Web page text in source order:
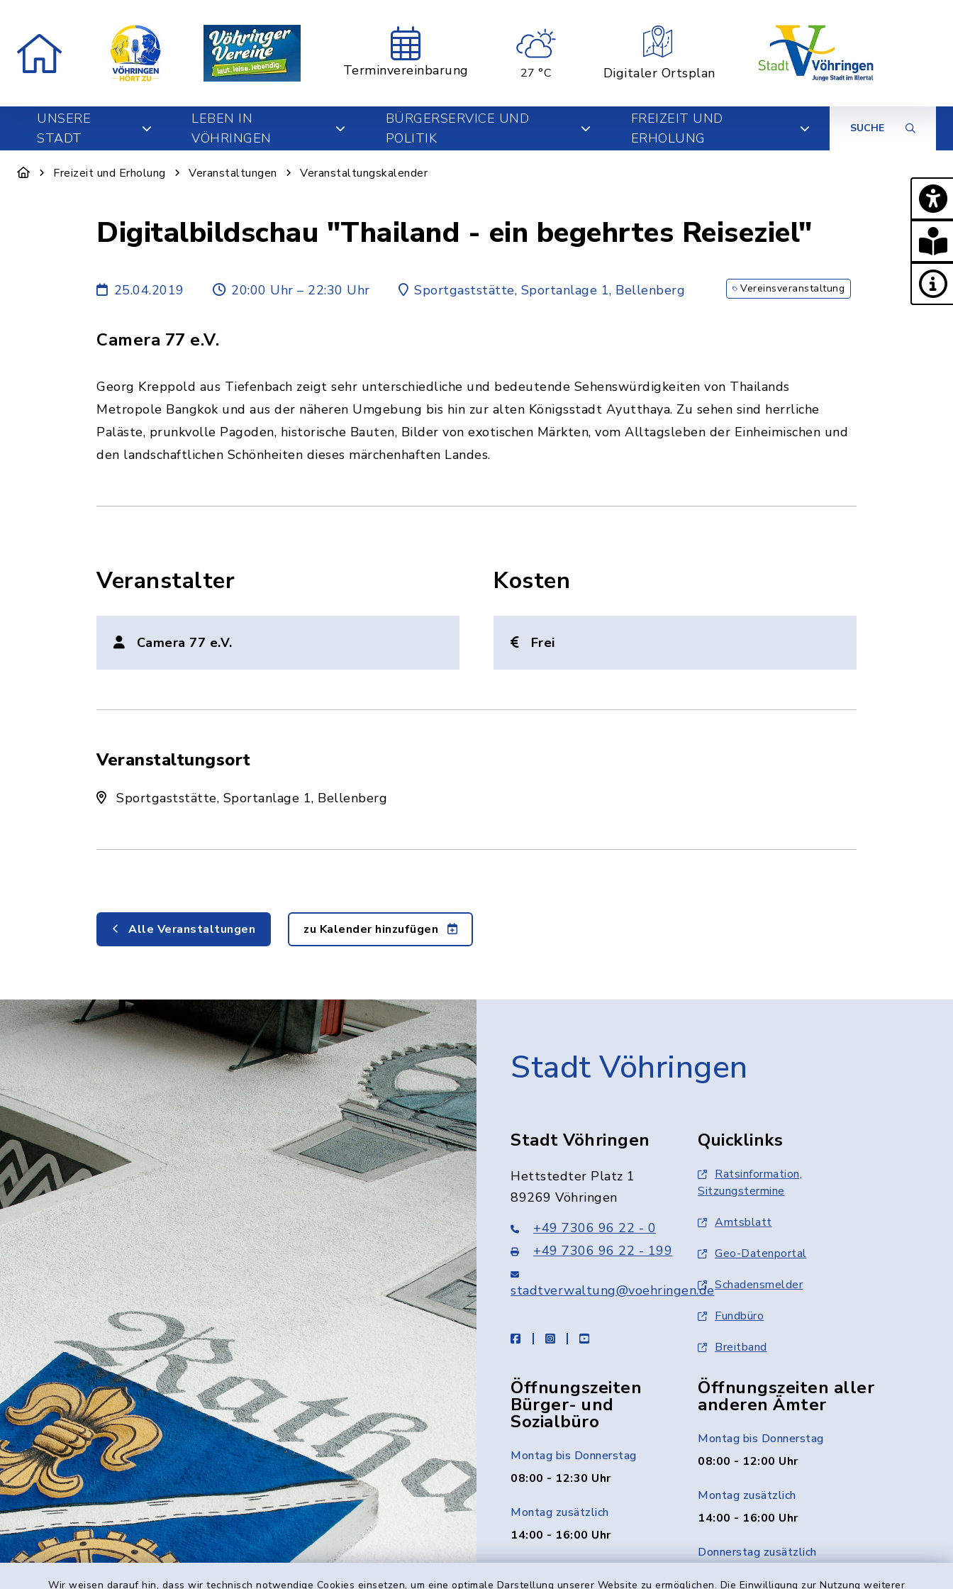
Wir weisen darauf hin, dass wir technisch notwendige Cookies einsetzen, um eine optimale Darstellung unserer Website zu ermöglichen. Die Einwilligung zur Nutzung weiterer
Terminvereinbarung 27 °C Digitaler Ortsplan
UNSERE
STADT
LEBEN IN
VÖHRINGEN
BÜRGERSERVICE UND
POLITIK
FREIZEIT UND
ERHOLUNG
SUCHE
Freizeit und Erholung Veranstaltungen Veranstaltungskalender
Digitalbildschau "Thailand - ein begehrtes Reiseziel"
25.04.2019 20:00 Uhr – 22:30 Uhr Sportgaststätte, Sportanlage 1, Bellenberg Vereinsveranstaltung
Camera 77 e.V.
Georg Kreppold aus Tiefenbach zeigt sehr unterschiedliche und bedeutende Sehenswürdigkeiten von Thailands
Metropole Bangkok und aus der näheren Umgebung bis hin zur alten Königsstadt Ayutthaya. Zu sehen sind herrliche
Paläste, prunkvolle Pagoden, historische Bauten, Bilder von exotischen Märkten, vom Alltagsleben der Einheimischen und
den landschaftlichen Schönheiten dieses märchenhaften Landes.
Veranstalter
Camera 77 e.V.
Kosten
Frei
Veranstaltungsort
Sportgaststätte, Sportanlage 1, Bellenberg
Alle Veranstaltungen zu Kalender hinzufügen
Stadt Vöhringen
Stadt Vöhringen
Hettstedter Platz 1
89269 Vöhringen
+49 7306 96 22 - 0
+49 7306 96 22 - 199
stadtverwaltung@voehringen.de
facebookinstagramyoutube
Quicklinks
Ratsinformation,
Sitzungstermine
Amtsblatt
Geo-Datenportal
Schadensmelder
Fundbüro
Breitband
Öffnungszeiten
Bürger- und
Sozialbüro
Montag bis Donnerstag
08:00 - 12:30 Uhr
Montag zusätzlich
14:00 - 16:00 Uhr
Öffnungszeiten aller
anderen Ämter
Montag bis Donnerstag
08:00 - 12:00 Uhr
Montag zusätzlich
14:00 - 16:00 Uhr
Donnerstag zusätzlich